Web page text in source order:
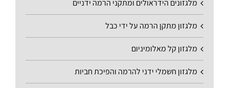
מלגזונים הידראולים ומתקני הרמה ידניים
מלגזון מתקן הרמה על ידי כבל
מלגזון קל מאלומיניום
מלגזון חשמלי ידני להרמה והפיכת חביות